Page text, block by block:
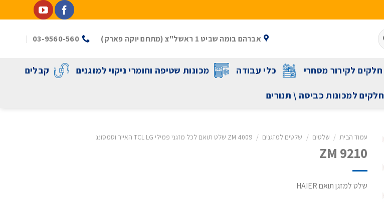
אברהם בומה שביט 1 ראשל"צ (מתחם יוקה פארק) 03-9560-560
חלקים לקירור מסחרי כלי עבודה מכונות שטיפה וחומרי ניקוי למזגנים קבלים
חלקים למכונות כביסה \ תנורים
עמוד הבית / שלטים / שלטים למזגנים / ZM 4009 שלט תואם לכל מזגני פמילי TCL LG האייר וסמסונג
ZM 9210
שלט למזגן תואם HAIER